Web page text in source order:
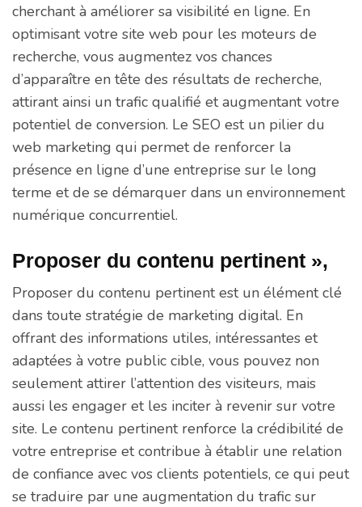
cherchant à améliorer sa visibilité en ligne. En
optimisant votre site web pour les moteurs de
recherche, vous augmentez vos chances
d’apparaître en tête des résultats de recherche,
attirant ainsi un trafic qualifié et augmentant votre
potentiel de conversion. Le SEO est un pilier du
web marketing qui permet de renforcer la
présence en ligne d’une entreprise sur le long
terme et de se démarquer dans un environnement
numérique concurrentiel.
Proposer du contenu pertinent »,
Proposer du contenu pertinent est un élément clé
dans toute stratégie de marketing digital. En
offrant des informations utiles, intéressantes et
adaptées à votre public cible, vous pouvez non
seulement attirer l’attention des visiteurs, mais
aussi les engager et les inciter à revenir sur votre
site. Le contenu pertinent renforce la crédibilité de
votre entreprise et contribue à établir une relation
de confiance avec vos clients potentiels, ce qui peut
se traduire par une augmentation du trafic sur